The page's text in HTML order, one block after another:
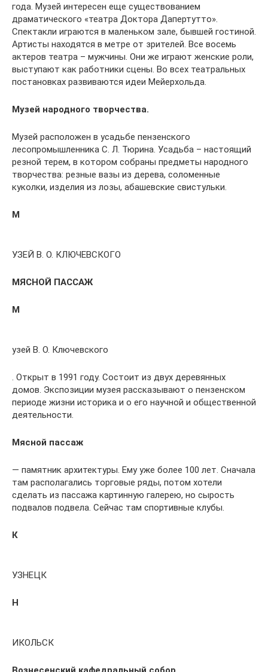
года. Музей интересен еще существованием
драматического «театра Доктора Дапертутто».
Спектакли играются в маленьком зале, бывшей гостиной.
Артисты находятся в метре от зрителей. Все восемь
актеров театра – мужчины. Они же играют женские роли,
выступают как работники сцены. Во всех театральных
постановках развиваются идеи Мейерхольда.
Музей народного творчества.
Музей расположен в усадьбе пензенского
лесопромышленника С. Л. Тюрина. Усадьба – настоящий
резной терем, в котором собраны предметы народного
творчества: резные вазы из дерева, соломенные
куколки, изделия из лозы, абашевские свистульки.
М
УЗЕЙ В. О. КЛЮЧЕВСКОГО
МЯСНОЙ ПАССАЖ
М
узей В. О. Ключевского
. Открыт в 1991 году. Состоит из двух деревянных
домов. Экспозиции музея рассказывают о пензенском
периоде жизни историка и о его научной и общественной
деятельности.
Мясной пассаж
— памятник архитектуры. Ему уже более 100 лет. Сначала
там располагались торговые ряды, потом хотели
сделать из пассажа картинную галерею, но сырость
подвалов подвела. Сейчас там спортивные клубы.
К
УЗНЕЦК
Н
ИКОЛЬСК